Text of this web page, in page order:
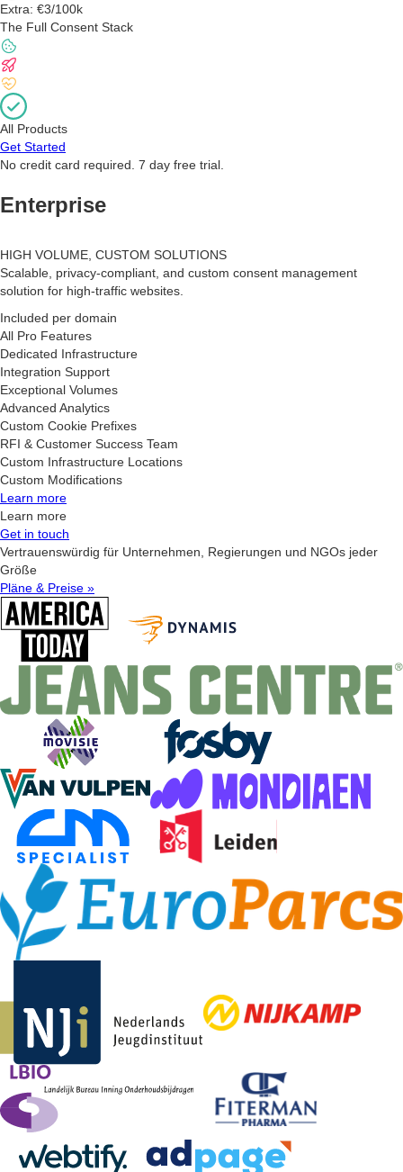
Extra: €3/100k
The Full Consent Stack
All Products
Get Started
No credit card required. 7 day free trial.
Enterprise
HIGH VOLUME, CUSTOM SOLUTIONS
Scalable, privacy-compliant, and custom consent management
solution for high-traffic websites.
Included per domain
All Pro Features
Dedicated Infrastructure
Integration Support
Exceptional Volumes
Advanced Analytics
Custom Cookie Prefixes
RFI & Customer Success Team
Custom Infrastructure Locations
Custom Modifications
Learn more
Learn more
Get in touch
Vertrauenswürdig für Unternehmen, Regierungen und NGOs jeder
Größe
Pläne & Preise »